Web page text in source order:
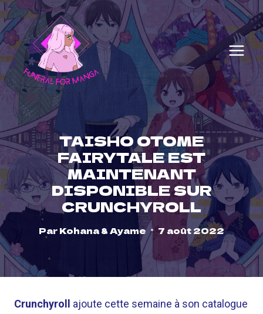
Skip
to
content
TAISHO OTOME
FAIRYTALE EST
MAINTENANT
DISPONIBLE SUR
CRUNCHYROLL
ParKohana & Ayame 7 août 2022
Crunchyroll
ajoute cette semaine à son catalogue